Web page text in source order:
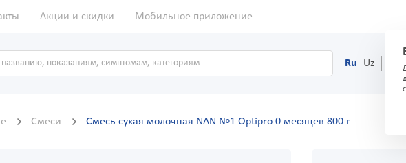
Акции и скидки Мобильное приложение
Ru Uz
Смеси Смесь сухая молочная NAN №1 Optipro 0 месяцев 800 г